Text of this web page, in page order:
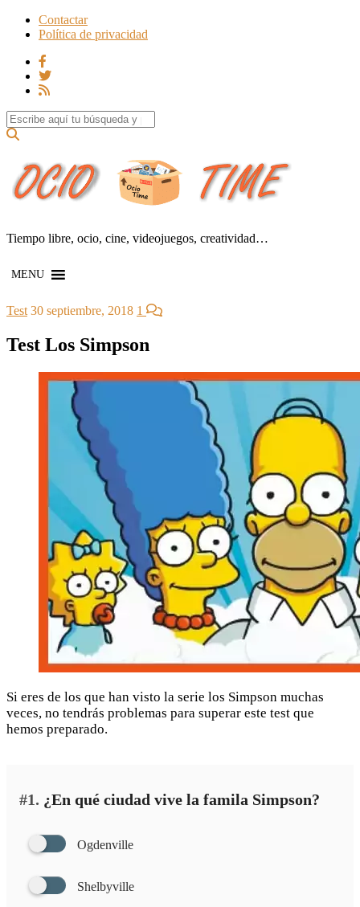
Contactar
Política de privacidad
Search for:
Tiempo libre, ocio, cine, videojuegos, creatividad…
MENU
Test 30 septiembre, 2018 1
Test Los Simpson
Si eres de los que han visto la serie los Simpson muchas
veces, no tendrás problemas para superar este test que
hemos preparado.
#1. ¿En qué ciudad vive la famila Simpson?
Ogdenville
Shelbyville